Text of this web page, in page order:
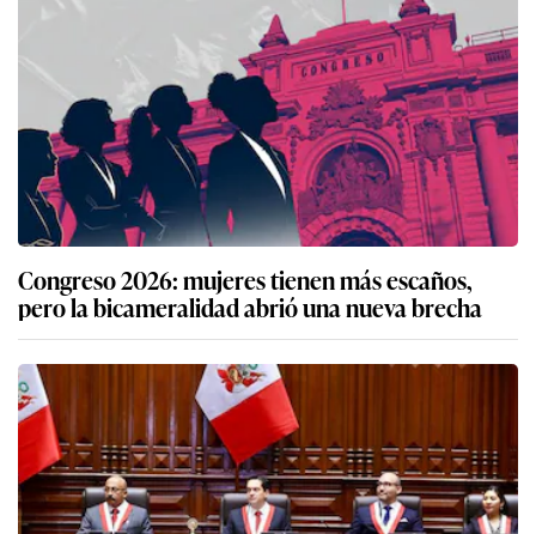
Congreso 2026: mujeres tienen más escaños,
pero la bicameralidad abrió una nueva brecha